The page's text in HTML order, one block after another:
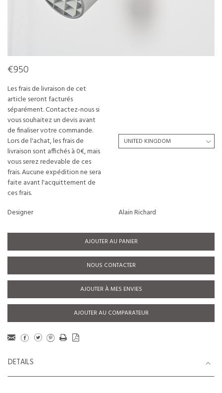
€950
Les frais de livraison de cet
article seront facturés
séparément. Contactez-nous si
vous souhaitez un devis avant
de finaliser votre commande.
Lors de l'achat, les frais de
livraison sont affichés à 0€, mais
vous serez redevable de ces
frais. Aucune expédition ne sera
faite avant l'acquittement de
ces frais.
Designer
Alain Richard
AJOUTER AU PANIER
NOUS CONTACTER
AJOUTER À MES ENVIES
AJOUTER AU COMPARATEUR
DETAILS